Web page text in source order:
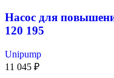
Насос для
120 195
Unipump
11 045 ₽